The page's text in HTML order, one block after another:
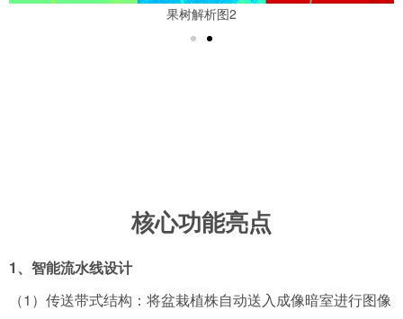
果树解析图2
核心功能亮点
1、智能流水线设计
（1）传送带式结构：将盆栽植株自动送入成像暗室进行图像